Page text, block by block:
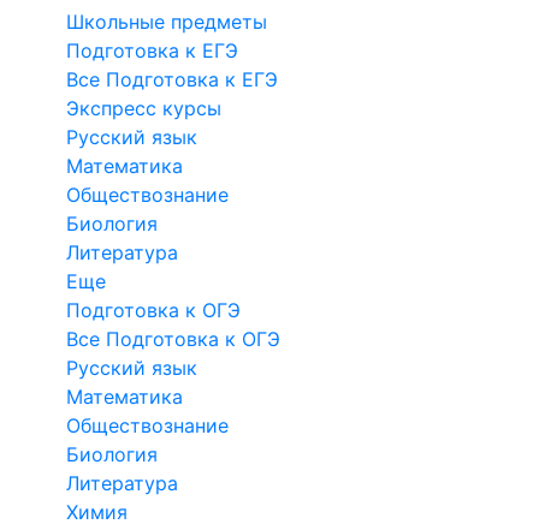
Школьные предметы
Подготовка к ЕГЭ
Все Подготовка к ЕГЭ
Экспресс курсы
Русский язык
Математика
Обществознание
Биология
Литература
Еще
Подготовка к ОГЭ
Все Подготовка к ОГЭ
Русский язык
Математика
Обществознание
Биология
Литература
Химия